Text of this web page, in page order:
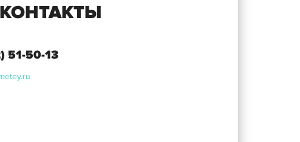
51-50-13